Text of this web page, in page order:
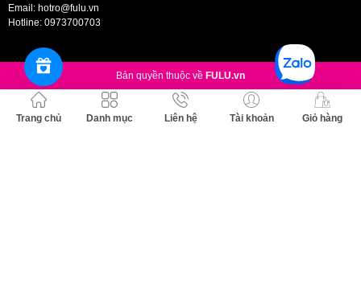
Trang chủ Danh mục Liên hệ Tài khoản Giỏ hàng
Với thiết kế thanh lịch, sang trọng, son môi
sẽ là món đồ trang điểm & phụ kiện không thể thiếu của bạn khi ra
đi ra đường!
Bảo quản:
Bảo quản nơi khô ráo, thoáng mát, tránh ánh nắng trực tiếp hoặc nơi có
nhiệt độ cao / ẩm ướt.
Email: hotro@fulu.vn
Hotline: 0973700703
Bản quyền thuộc về FULU.vn